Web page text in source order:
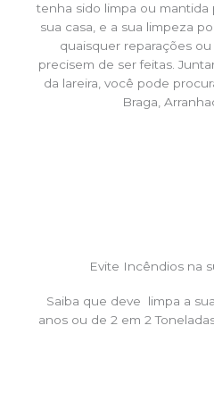
tenha sido limpa ou mantida
sua casa, e a sua limpeza
quaisquer reparações
precisem de ser feitas.
da lareira, você pode
Braga,
Evite Incêndios na
Saiba que deve limpa a
anos ou de 2 em 2